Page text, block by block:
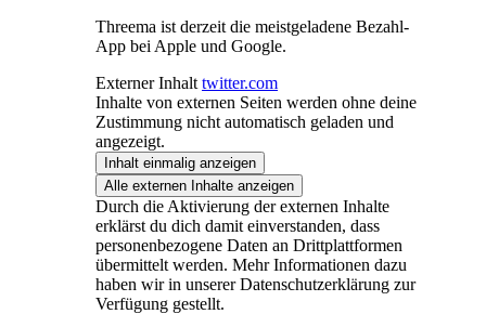
Threema ist derzeit die meistgeladene Bezahl-
App bei Apple und Google.
Externer Inhalt twitter.com
Inhalte von externen Seiten werden ohne deine
Zustimmung nicht automatisch geladen und
angezeigt.
Inhalt einmalig anzeigen
Alle externen Inhalte anzeigen
Durch die Aktivierung der externen Inhalte
erklärst du dich damit einverstanden, dass
personenbezogene Daten an Drittplattformen
übermittelt werden. Mehr Informationen dazu
haben wir in unserer Datenschutzerklärung zur
Verfügung gestellt.